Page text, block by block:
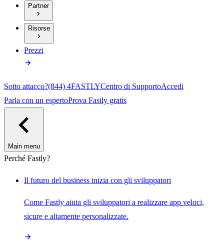
Partner
Risorse
Prezzi
Sotto attacco?(844) 4FASTLYCentro di SupportoAccedi
Parla con un espertoProva Fastly gratis
Main menu
Perché Fastly?
Il futuro del business inizia con gli sviluppatori
Come Fastly aiuta gli sviluppatori a realizzare app veloci,
sicure e altamente personalizzate.